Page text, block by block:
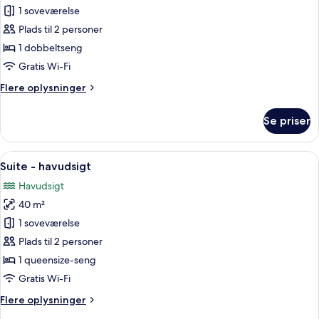
Værelse
-
byudsigt
(Privilege)
1 soveværelse
Plads til 2 personer
1 dobbeltseng
Gratis Wi-Fi
Flere oplysninger
Flere
-
byudsigt
(Privilege)
Se priser
Indlæs
alle
billeder
af
Suite
-
havudsigt
En moderne stue med sofa,
11
Suite - havudsigt
Havudsigt
40 m²
1 soveværelse
Plads til 2 personer
1 queensize-seng
Gratis Wi-Fi
Flere oplysninger
Flere